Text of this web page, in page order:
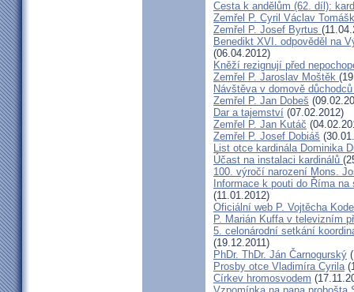
Cesta k andělům (62. díl):
Zemřel P. Cyril Václav
Zemřel P. Josef Byrtus
Benedikt XVI. odpověděl na
(06.04.2012)
Kněží rezignují před
Zemřel P. Jaroslav Moštěk
Návštěva v domově
Zemřel P. Jan Dobeš
Dar a tajemství (07.02.2012)
Zemřel P. Jan Kutáč
Zemřel P. Josef Dobiáš
List otce kardinála Dominika
Účast na instalaci kardinálů
100. výročí narození Mons.
Informace k pouti do Říma
(11.01.2012)
Oficiální web P. Vojtěcha
P. Marián Kuffa v televizním
5. celonárodní setkání
(19.12.2011)
PhDr. ThDr. Ján Čarnogurský
Prosby otce Vladimíra Cyrila
Církev hromosvodem